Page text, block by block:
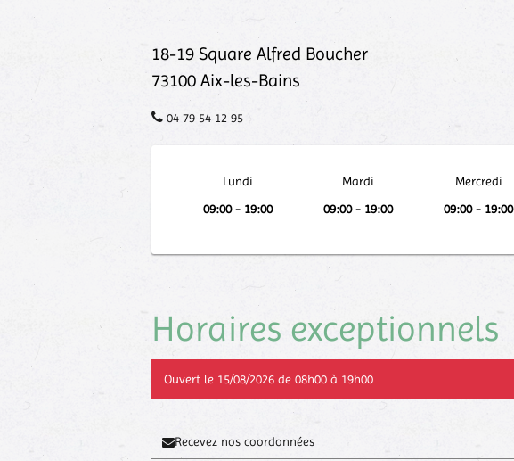
18-19 Square Alfred Boucher
73100 Aix-les-Bains
04 79 54 12 95
Lundi
09:00 - 19:00
Mardi
09:00 - 19:00
Mercredi
09:00 - 19:00
Horaires exceptionnels
Ouvert le 15/08/2026 de 08h00 à 19h00
Recevez nos coordonnées